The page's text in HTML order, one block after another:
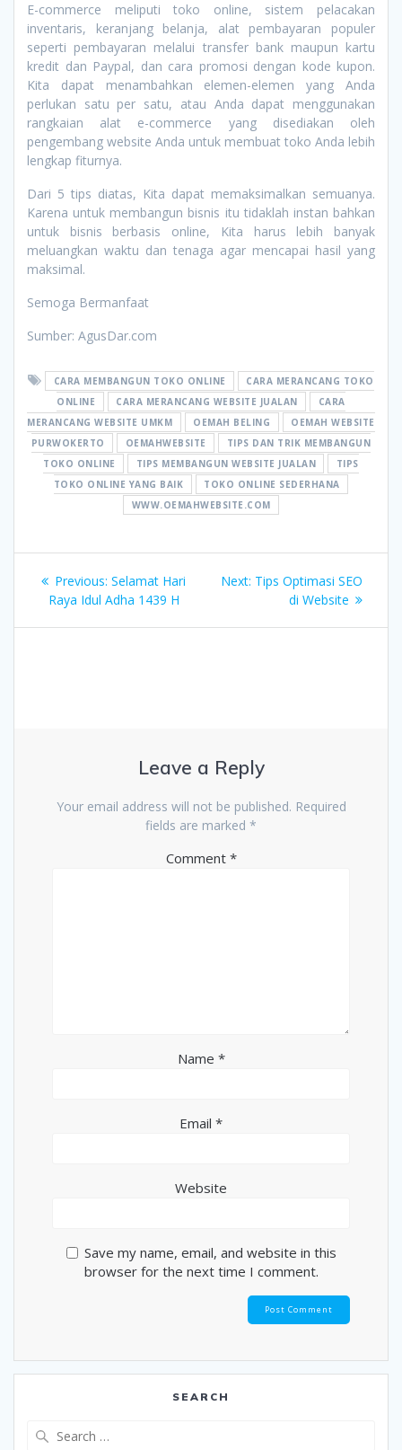
E-commerce meliputi toko online, sistem pelacakan
inventaris, keranjang belanja, alat pembayaran populer
seperti pembayaran melalui transfer bank maupun kartu
kredit dan Paypal, dan cara promosi dengan kode kupon.
Kita dapat menambahkan elemen-elemen yang Anda
perlukan satu per satu, atau Anda dapat menggunakan
rangkaian alat e-commerce yang disediakan oleh
pengembang website Anda untuk membuat toko Anda lebih
lengkap fiturnya.
Dari 5 tips diatas, Kita dapat memaksimalkan semuanya.
Karena untuk membangun bisnis itu tidaklah instan bahkan
untuk bisnis berbasis online, Kita harus lebih banyak
meluangkan waktu dan tenaga agar mencapai hasil yang
maksimal.
Semoga Bermanfaat
Sumber: AgusDar.com
CARA MEMBANGUN TOKO ONLINE
CARA MERANCANG TOKO
ONLINE
CARA MERANCANG WEBSITE JUALAN
CARA
MERANCANG WEBSITE UMKM
OEMAH BELING
OEMAH WEBSITE
PURWOKERTO
OEMAHWEBSITE
TIPS DAN TRIK MEMBANGUN
TOKO ONLINE
TIPS MEMBANGUN WEBSITE JUALAN
TIPS
TOKO ONLINE YANG BAIK
TOKO ONLINE SEDERHANA
WWW.OEMAHWEBSITE.COM
Post
navigation
Previous: Previous
post:
Selamat Hari
Raya Idul Adha 1439 H
Next: Next
Tips Optimasi SEO
di Website
Leave a Reply
Your email address will not be published. Required
fields are marked *
Comment *
Name *
Email *
Website
Save my name, email, and website in this
browser for the next time I comment.
SEARCH